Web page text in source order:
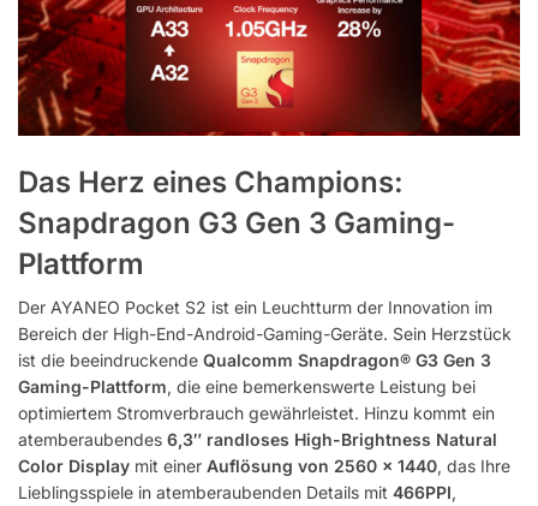
Das Herz eines Champions:
Snapdragon G3 Gen 3 Gaming-
Plattform
Der AYANEO Pocket S2 ist ein Leuchtturm der Innovation im
Bereich der High-End-Android-Gaming-Geräte. Sein Herzstück
ist die beeindruckende Qualcomm Snapdragon® G3 Gen 3
Gaming-Plattform, die eine bemerkenswerte Leistung bei
optimiertem Stromverbrauch gewährleistet. Hinzu kommt ein
atemberaubendes 6,3″ randloses High-Brightness Natural
Color Display mit einer Auflösung von 2560 × 1440, das Ihre
Lieblingsspiele in atemberaubenden Details mit 466PPI,